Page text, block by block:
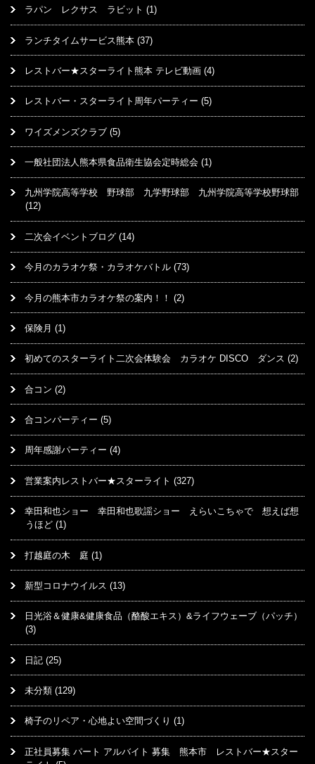
ラパン レクサス ラビット (1)
ランチタイムサービス熊本 (37)
レストバー★スターライト熊本 テレビ動画 (4)
レストバー・スターライト周年パーティー (5)
ワイズメンズクラブ (5)
一般社団法人熊本県食品衛生協会定時総会 (1)
九州学院高等学校 野球部 九学野球部 九州学院高等学校野球部
(12)
二次会イベントブログ (14)
今月のカラオケ祭・カラオケバトル (73)
今月の熊本市カラオケ祭の案内！！ (2)
保険月 (1)
初めてのスターライト二次会体験会 カラオケ DISCO ダンス (2)
合コン (2)
合コンパーティー (5)
周年感謝パーティー (4)
営業案内レストバー★スターライト (327)
幸田和也ショー 幸田和也歌謡ショー えらいこちゃで 想えば想
うほど (1)
打越庭の木 庭 (1)
新型コロナウイルス (13)
日光浴＆健康&健康食品（酪酸エキス）&ライフウェーブ（パッチ）
(3)
日記 (25)
未分類 (129)
椅子のリペア・心地よい空間づくり (1)
正社員募集 パート アルバイト 募集 熊本市 レストバー★スター